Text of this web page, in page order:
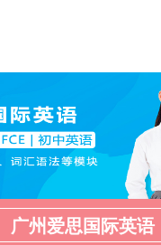
广州爱思国际英语